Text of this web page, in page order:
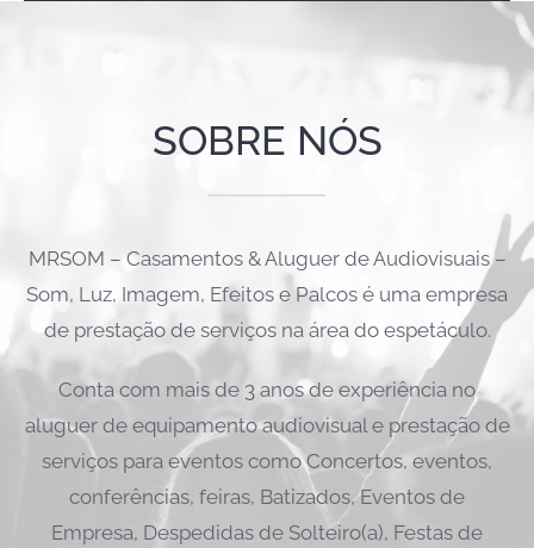
SOBRE NÓS
MRSOM – Casamentos & Aluguer de Audiovisuais –
Som, Luz, Imagem, Efeitos e Palcos é uma empresa
de prestação de serviços na área do espetáculo.
Conta com mais de 3 anos de experiência no
aluguer de equipamento audiovisual e prestação de
serviços para eventos como Concertos, eventos,
conferências, feiras, Batizados, Eventos de
Empresa, Despedidas de Solteiro(a), Festas de